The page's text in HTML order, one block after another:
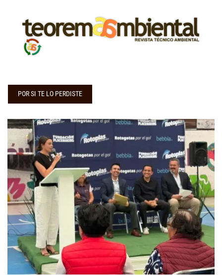
POR SI TE LO PERDISTE